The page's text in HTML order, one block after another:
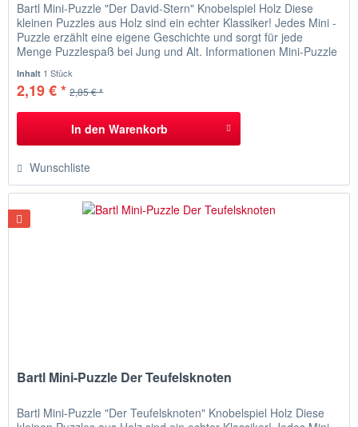
Bartl Mini-Puzzle "Der David-Stern" Knobelspiel Holz Diese
kleinen Puzzles aus Holz sind ein echter Klassiker! Jedes Mini -
Puzzle erzählt eine eigene Geschichte und sorgt für jede
Menge Puzzlespaß bei Jung und Alt. Informationen Mini-Puzzle
Kegelspielen den David-Stern vom Altar. Zur Strafe musste er
die...
Inhalt 1 Stück
2,19 € * 2,85 € *
In den Warenkorb
Wunschliste
Bartl Mini-Puzzle Der Teufelsknoten
Bartl Mini-Puzzle "Der Teufelsknoten" Knobelspiel Holz Diese